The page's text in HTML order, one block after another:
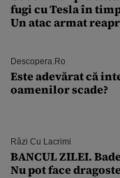
fugi cu Tesla în
Un atac armat
Descopera.ro
Este adevărat că
oamenilor scade?
Râzi Cu Lacrimi
BANCUL ZILEI.
Nu pot face